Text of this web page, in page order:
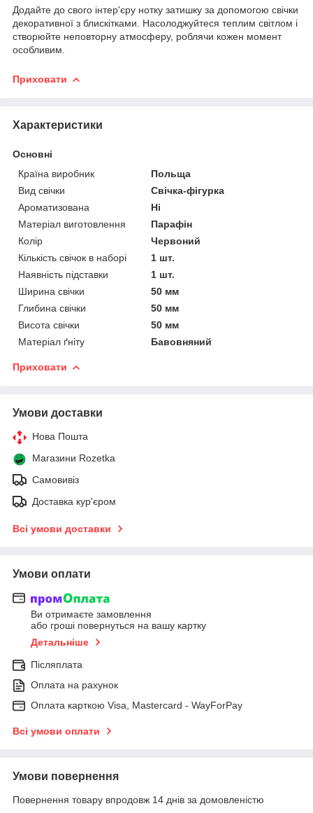
Додайте до свого інтер'єру нотку затишку за допомогою свічки
декоративної з блискітками. Насолоджуйтеся теплим світлом і
створюйте неповторну атмосферу, роблячи кожен момент
особливим.
Приховати
Характеристики
Основні
Країна виробник
Польща
Вид свічки
Свічка-фігурка
Ароматизована
Ні
Матеріал виготовлення
Парафін
Колір
Червоний
Кількість свічок в наборі
1 шт.
Наявність підставки
1 шт.
Ширина свічки
50 мм
Глибина свічки
50 мм
Висота свічки
50 мм
Матеріал ґніту
Бавовняний
Приховати
Умови доставки
Нова Пошта
Магазини Rozetka
Самовивіз
Доставка кур'єром
Всі умови доставки
Умови оплати
Ви отримаєте замовлення
або гроші повернуться на вашу картку
Детальніше
Післяплата
Оплата на рахунок
Оплата карткою Visa, Mastercard - WayForPay
Всі умови оплати
Умови повернення
Повернення товару впродовж 14 днів за домовленістю